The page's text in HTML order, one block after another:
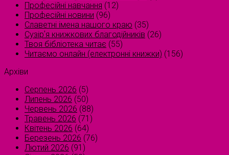
Професійні навчання (12)
Професійні новини (96)
Славетні імена нашого краю (35)
Сузірʼя книжкових благодійників (26)
Твоя бібліотека читає (55)
Читаємо онлайн (електронні книжки) (156)
Архіви
Серпень 2026 (5)
Липень 2026 (50)
Червень 2026 (88)
Травень 2026 (71)
Квітень 2026 (64)
Березень 2026 (76)
Лютий 2026 (91)